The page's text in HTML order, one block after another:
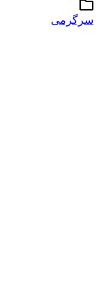
سرگرمی